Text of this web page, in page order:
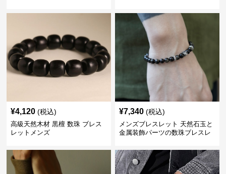
¥4,120 (税込)
高級天然木材 黒檀 数珠 ブレス
レットメンズ
¥7,340 (税込)
メンズブレスレット 天然石玉と
金属装飾パーツの数珠ブレスレ